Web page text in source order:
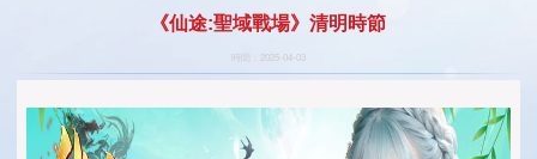
《仙途:聖域戰場》清明時節
時間：2025-04-03